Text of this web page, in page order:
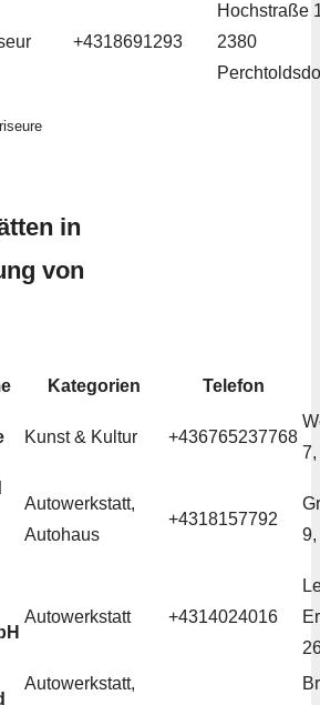
+4318691293
Hochstraße
2380
in
von
Kategorien Telefon
Kunst & Kultur +436765237768
Autowerkstatt,
Autohaus
+4318157792
9,
Autowerkstatt +4314024016
Autowerkstatt,